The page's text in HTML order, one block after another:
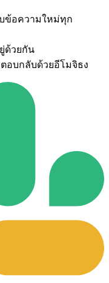
ข้อความใหม่ทุก
ด้วยกัน
อบกลับด้วยอีโมจิธง